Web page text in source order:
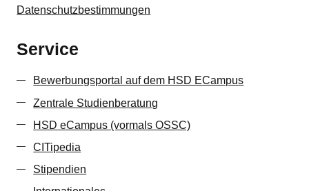
Datenschutzbestimmungen
Service
Bewerbungsportal auf dem HSD ECampus
Zentrale ­Studienberatung
HSD eCampus (vormals OSSC)
CITipedia
Stipendien